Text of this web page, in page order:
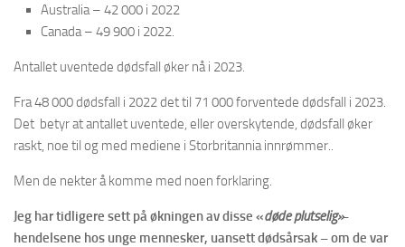
Australia – 42 000 i 2022
Canada – 49 900 i 2022.
Antallet uventede dødsfall øker nå i 2023.
Fra 48 000 dødsfall i 2022 det til 71 000 forventede dødsfall i 2023.
Det betyr at antallet uventede, eller overskytende, dødsfall øker
raskt, noe til og med mediene i Storbritannia innrømmer..
Men de nekter å komme med noen forklaring.
Jeg har tidligere sett på økningen av disse «døde plutselig»-
hendelsene hos unge mennesker, uansett dødsårsak – om de var